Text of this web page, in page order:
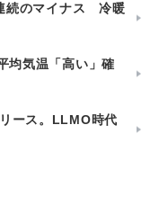
続のマイナス 冷暖
均気温「高い」確
ース。LLMO時代